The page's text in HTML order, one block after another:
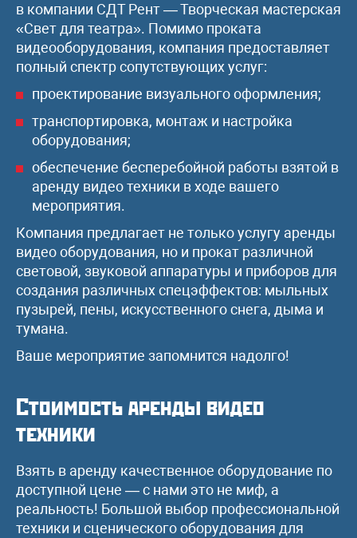
в компании СДТ Рент — Творческая мастерская
«Свет для театра». Помимо проката
видеооборудования, компания предоставляет
полный спектр сопутствующих услуг:
проектирование визуального оформления;
транспортировка, монтаж и настройка
оборудования;
обеспечение бесперебойной работы взятой в
аренду видео техники в ходе вашего
мероприятия.
Компания предлагает не только услугу аренды
видео оборудования, но и прокат различной
световой, звуковой аппаратуры и приборов для
создания различных спецэффектов: мыльных
пузырей, пены, искусственного снега, дыма и
тумана.
Ваше мероприятие запомнится надолго!
Стоимость аренды видео
техники
Взять в аренду качественное оборудование по
доступной цене — с нами это не миф, а
реальность! Большой выбор профессиональной
техники и сценического оборудования для